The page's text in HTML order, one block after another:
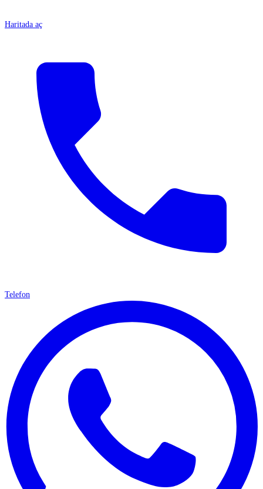
Haritada aç
Telefon